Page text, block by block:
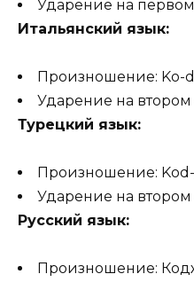
Ударение на первом
Итальянский язык:
Произношение: Ko-
Ударение на втором
Турецкий язык:
Произношение:
Ударение на втором
Русский язык:
Произношение: